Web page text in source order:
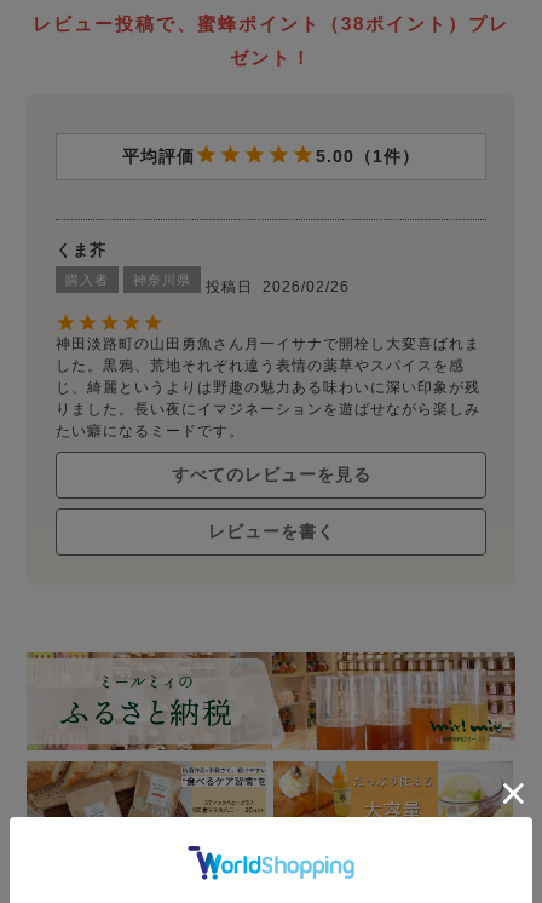
レビュー投稿で、蜜蜂ポイント（38ポイント）プレ
ゼント！
5.00 1
くま芥
購入者 神奈川県 投稿日 2026/02/26
神田淡路町の山田勇魚さん月一イサナで開栓し大変喜ばれま
した。黒鴉、荒地それぞれ違う表情の薬草やスパイスを感
じ、綺麗というよりは野趣の魅力ある味わいに深い印象が残
りました。長い夜にイマジネーションを遊ばせながら楽しみ
たい癖になるミードです。
すべてのレビューを見る
レビューを書く